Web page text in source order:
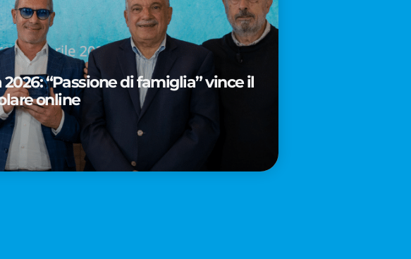
“Passione di famiglia” vince il
online